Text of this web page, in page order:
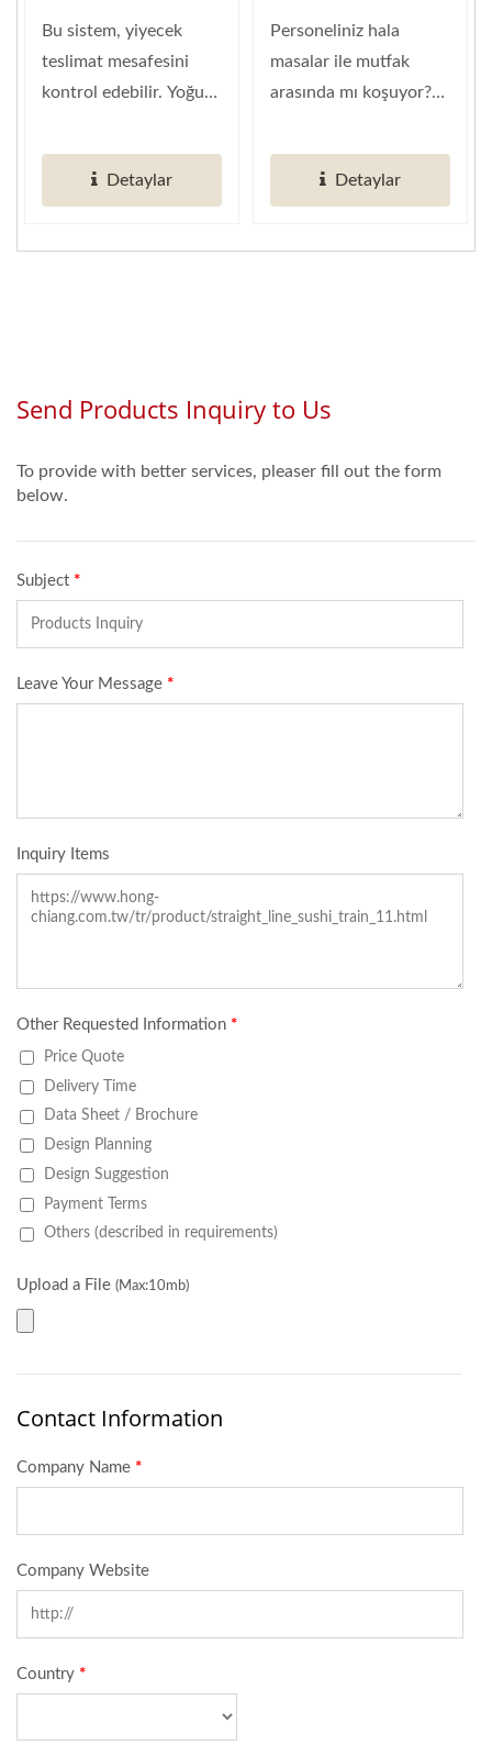
Bu sistem, yiyecek
teslimat mesafesini
kontrol edebilir. Yoğun
iyi ekipmandır....
Detaylar
Personeliniz hala
masalar ile mutfak
arasında mı koşuyor?
süresini...
Detaylar